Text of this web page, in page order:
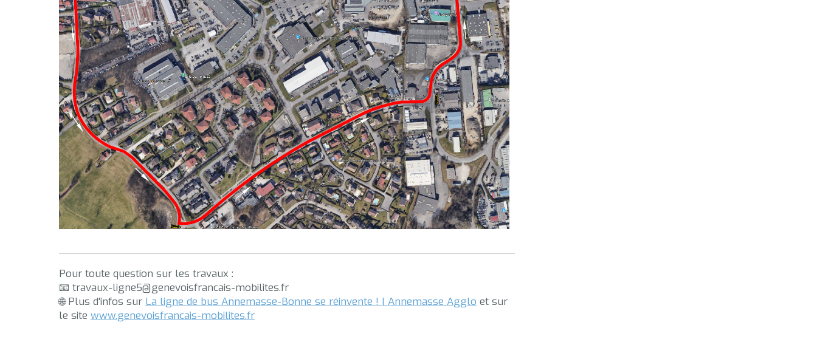
Pour toute question sur les travaux :
📧 travaux-ligne5@genevoisfrancais-mobilites.fr
🌐 Plus d'infos sur La ligne de bus Annemasse-Bonne se réinvente ! | Annemasse Agglo et sur
le site www.genevoisfrancais-mobilites.fr